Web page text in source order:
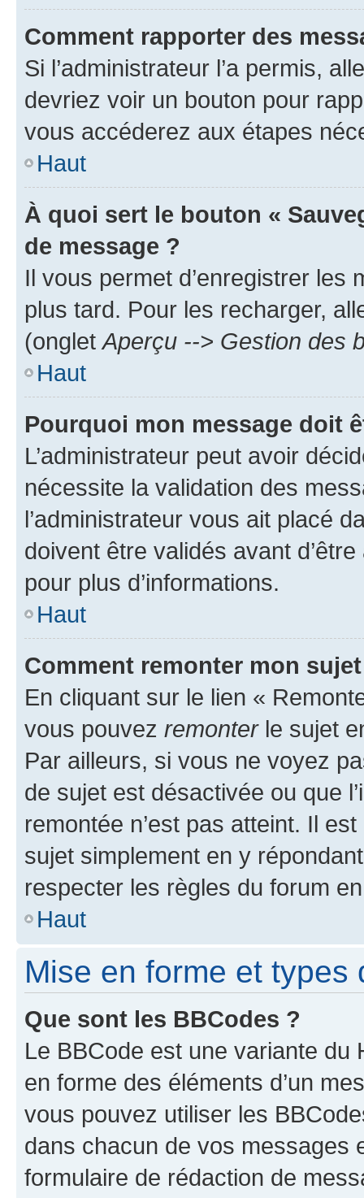
Comment rapporter des
Si l’administrateur l’a permis,
devriez voir un bouton pour
vous accéderez aux étapes
Haut
À quoi sert le bouton «
de message ?
Il vous permet d’enregistrer
plus tard. Pour les recharger,
(onglet Aperçu --> Gestion des
Haut
Pourquoi mon message doit
L’administrateur peut avoir
nécessite la validation des
l’administrateur vous ait placé
doivent être validés avant
pour plus d’informations.
Haut
Comment remonter mon
En cliquant sur le lien «
vous pouvez remonterle sujet
Par ailleurs, si vous ne voyez
de sujet est désactivée ou que
remontée n’est pas atteint. Il
sujet simplement en y
respecter les règles du forum
Haut
Mise en forme et types
Que sont les BBCodes ?
Le BBCode est une variante du
en forme des éléments d’un
vous pouvez utiliser les
dans chacun de vos messages
formulaire de rédaction de